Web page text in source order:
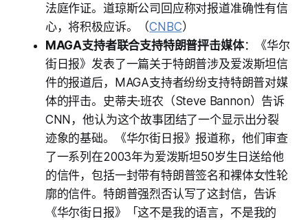
法庭作证。道琼斯公司回应称对报道准确性有信
心，将积极应诉。（CNBC）
MAGA支持者联合支持特朗普抨击媒体：《华尔
街日报》发表了一篇关于特朗普涉及爱泼斯坦信
件的报道后，MAGA支持者纷纷支持特朗普对媒
体的抨击。史蒂夫·班农（Steve Bannon）告诉
CNN，他认为这个故事团结了一个显示出分裂
迹象的基础。《华尔街日报》报道称，他们审查
了一系列在2003年为爱泼斯坦50岁生日送给他
的信件，包括一封带有特朗普签名和裸体女性轮
廓的信件。特朗普强烈否认写了这封信，告诉
《华尔街日报》「这不是我的语言，不是我的